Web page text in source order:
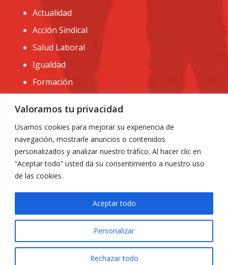
Valoramos tu privacidad
Usamos cookies para mejorar su experiencia de
navegación, mostrarle anuncios o contenidos
personalizados y analizar nuestro tráfico. Al hacer clic en
“Aceptar todo” usted da su consentimiento a nuestro uso
de las cookies.
Personalizar
Rechazar todo
Aceptar todo
Actualidad
Acción Sindical
Salud Laboral
Igualdad
Formación
CONTACTO:
administracion@usomurcia.org
968 25 01 20
C/ Huerto de las bombas nº6. 30009 Murcia
Privacidad|
© 2018 Todos los derechos reservados. Diseño web
ACRILONIA